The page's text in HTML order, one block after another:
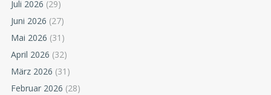
Juli 2026 (29)
Juni 2026 (27)
Mai 2026 (31)
April 2026 (32)
März 2026 (31)
Februar 2026 (28)